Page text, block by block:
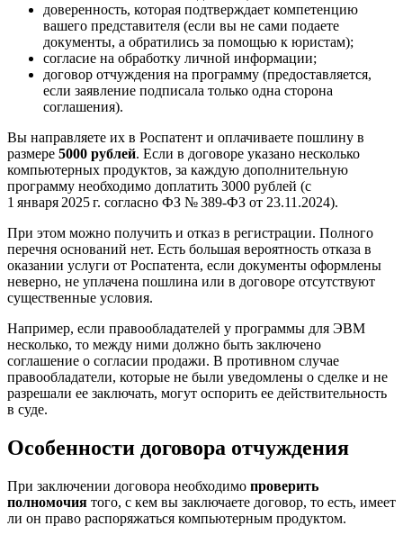
доверенность, которая подтверждает компетенцию
вашего представителя (если вы не сами подаете
документы, а обратились за помощью к юристам);
согласие на обработку личной информации;
договор отчуждения на программу (предоставляется,
если заявление подписала только одна сторона
соглашения).
Вы направляете их в Роспатент и оплачиваете пошлину в
размере 5000 рублей. Если в договоре указано несколько
компьютерных продуктов, за каждую дополнительную
программу необходимо доплатить 3000 рублей (с
1 января 2025 г. согласно ФЗ № 389‑ФЗ от 23.11.2024).
При этом можно получить и отказ в регистрации. Полного
перечня оснований нет. Есть большая вероятность отказа в
оказании услуги от Роспатента, если документы оформлены
неверно, не уплачена пошлина или в договоре отсутствуют
существенные условия.
Например, если правообладателей у программы для ЭВМ
несколько, то между ними должно быть заключено
соглашение о согласии продажи. В противном случае
правообладатели, которые не были уведомлены о сделке и не
разрешали ее заключать, могут оспорить ее действительность
в суде.
Особенности договора отчуждения
При заключении договора необходимо проверить
полномочия того, с кем вы заключаете договор, то есть, имеет
ли он право распоряжаться компьютерным продуктом.